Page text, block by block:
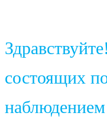
состоящих